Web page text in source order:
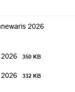
2026
350 KB
332 KB